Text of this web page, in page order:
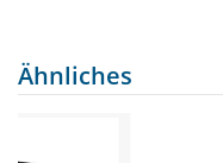
Ähnliches